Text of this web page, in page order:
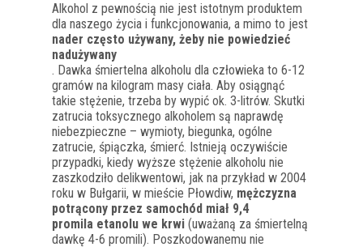
Alkohol z pewnością nie jest istotnym produktem
dla naszego życia i funkcjonowania, a mimo to jest
nader często używany, żeby nie powiedzieć
nadużywany
. Dawka śmiertelna alkoholu dla człowieka to 6-12
gramów na kilogram masy ciała. Aby osiągnąć
takie stężenie, trzeba by wypić ok. 3-litrów. Skutki
zatrucia toksycznego alkoholem są naprawdę
niebezpieczne – wymioty, biegunka, ogólne
zatrucie, śpiączka, śmierć. Istnieją oczywiście
przypadki, kiedy wyższe stężenie alkoholu nie
zaszkodziło delikwentowi, jak na przykład w 2004
roku w Bułgarii, w mieście Płowdiw, mężczyzna
potrącony przez samochód miał 9,4
promila etanolu we krwi (uważaną za śmiertelną
dawkę 4-6 promili). Poszkodowanemu nie